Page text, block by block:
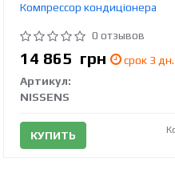
Компрессор кондиціонера
0 отзывов
14 865 грн
срок 3 дн.
Артикул:
NISSENS
КУПИТЬ